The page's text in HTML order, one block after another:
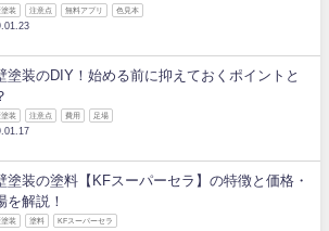
装 注意点 無料アプリ 色見本
塗装のDIY！始める前に抑えておくポイントと
装 注意点 費用 足場
塗装の塗料【KFスーパーセラ】の特徴と価格・
を解説！
装 塗料 KFスーパーセラ